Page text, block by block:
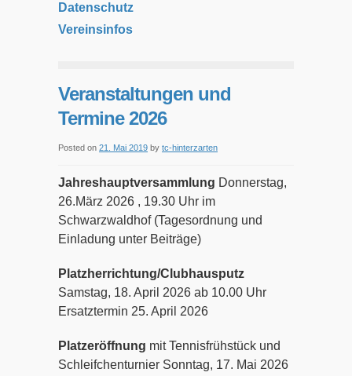
Datenschutz
Vereinsinfos
Veranstaltungen und
Termine 2026
Posted on 21. Mai 2019 by tc-hinterzarten
Jahreshauptversammlung Donnerstag,
26.März 2026 , 19.30 Uhr im
Schwarzwaldhof (Tagesordnung und
Einladung unter Beiträge)
Platzherrichtung/Clubhausputz
Samstag, 18. April 2026 ab 10.00 Uhr
Ersatztermin 25. April 2026
Platzeröffnung mit Tennisfrühstück und
Schleifchenturnier Sonntag, 17. Mai 2026